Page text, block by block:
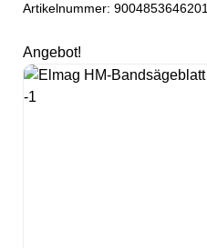
Artikelnummer: 9004853646201
Angebot!